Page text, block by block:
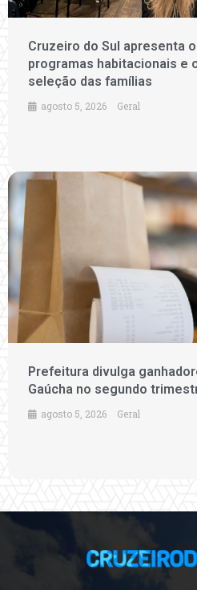
Cruzeiro do Sul apresenta
programas habitacionais e
seleção das famílias
agosto 5, 2026 Geral
Prefeitura divulga
Gaúcha no segundo
agosto 5, 2026 Geral